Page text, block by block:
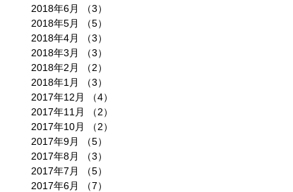
2018年6月
（3）
2018年5月
（5）
2018年4月
（3）
2018年3月
（3）
2018年2月
（2）
2018年1月
（3）
2017年12月
（4）
2017年11月
（2）
2017年10月
（2）
2017年9月
（5）
2017年8月
（3）
2017年7月
（5）
2017年6月
（7）